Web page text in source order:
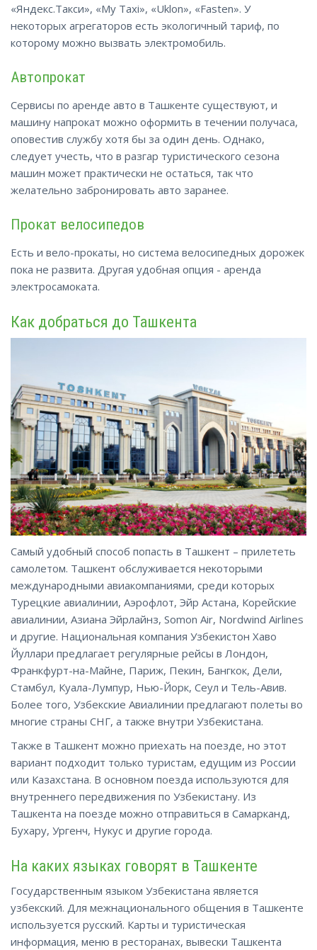
«Яндекс.Такси», «My Taxi», «Uklon», «Fasten». У
некоторых агрегаторов есть экологичный тариф, по
которому можно вызвать электромобиль.
Автопрокат
Сервисы по аренде авто в Ташкенте существуют, и
машину напрокат можно оформить в течении получаса,
оповестив службу хотя бы за один день. Однако,
следует учесть, что в разгар туристического сезона
машин может практически не остаться, так что
желательно забронировать авто заранее.
Прокат велосипедов
Есть и вело-прокаты, но система велосипедных дорожек
пока не развита. Другая удобная опция - аренда
электросамоката.
Как добраться до Ташкента
Самый удобный способ попасть в Ташкент – прилететь
самолетом. Ташкент обслуживается некоторыми
международными авиакомпаниями, среди которых
Турецкие авиалинии, Аэрофлот, Эйр Астана, Корейские
авиалинии, Азиана Эйрлайнз, Somon Air, Nordwind Airlines
и другие. Национальная компания Узбекистон Хаво
Йуллари предлагает регулярные рейсы в Лондон,
Франкфурт-на-Майне, Париж, Пекин, Бангкок, Дели,
Стамбул, Куала-Лумпур, Нью-Йорк, Сеул и Тель-Авив.
Более того, Узбекские Авиалинии предлагают полеты во
многие страны СНГ, а также внутри Узбекистана.
Также в Ташкент можно приехать на поезде, но этот
вариант подходит только туристам, едущим из России
или Казахстана. В основном поезда используются для
внутреннего передвижения по Узбекистану. Из
Ташкента на поезде можно отправиться в Самарканд,
Бухару, Ургенч, Нукус и другие города.
На каких языках говорят в Ташкенте
Государственным языком Узбекистана является
узбекский. Для межнационального общения в Ташкенте
используется русский. Карты и туристическая
информация, меню в ресторанах, вывески Ташкента